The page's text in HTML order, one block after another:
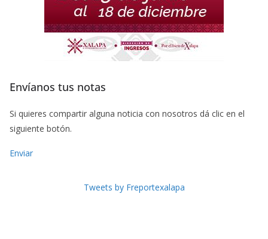
Envíanos tus notas
Si quieres compartir alguna noticia con nosotros dá clic en el
siguiente botón.
Enviar
Tweets by Freportexalapa